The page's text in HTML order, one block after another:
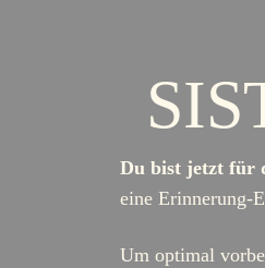
Du bist jetzt für
eine Erinnerung-
Um optimal